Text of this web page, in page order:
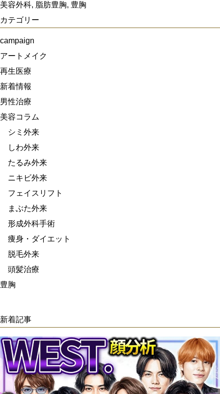
美容外科, 脂肪豊胸, 豊胸
カテゴリー
campaign
アートメイク
再生医療
新着情報
男性治療
美容コラム
シミ外来
しわ外来
たるみ外来
ニキビ外来
フェイスリフト
まぶた外来
形成外科手術
痩身・ダイエット
脱毛外来
頭髪治療
豊胸
新着記事